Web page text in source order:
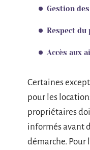
Gestion
Respect du
Accès aux
Certaines
pour les
propriétaires
informés avant
démarche. Pour